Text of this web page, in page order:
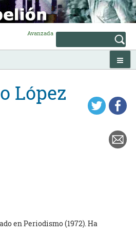
Avanzada
López
en Periodismo (1972). Ha